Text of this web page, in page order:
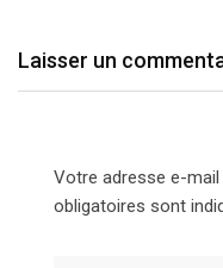
Laisser un
Votre adresse e-mail
obligatoires sont